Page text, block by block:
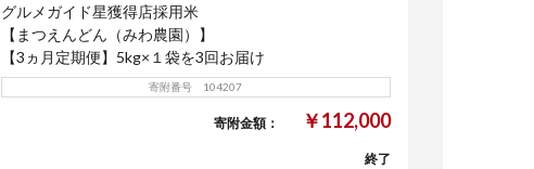
グルメガイド星獲得店採用米
【まつえんどん（みわ農園）】
【3ヵ月定期便】5kg×１袋を3回お届け
寄附番号 104207
寄附金額： ￥112,000
終了